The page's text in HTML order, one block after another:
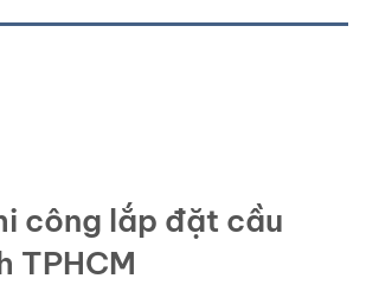
công lắp đặt cầu
TPHCM